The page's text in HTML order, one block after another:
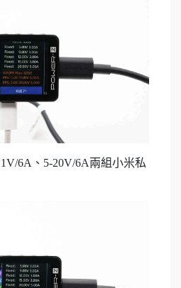
6A、5-20V/6A兩組小米私